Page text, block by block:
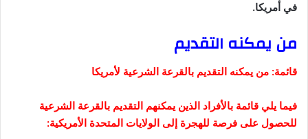
في أمريكا.
من يمكنه التقديم
قائمة: من يمكنه التقديم بالقرعة الشرعية لأمريكا
فيما يلي قائمة بالأفراد الذين يمكنهم التقديم بالقرعة الشرعية
للحصول على فرصة للهجرة إلى الولايات المتحدة الأمريكية: